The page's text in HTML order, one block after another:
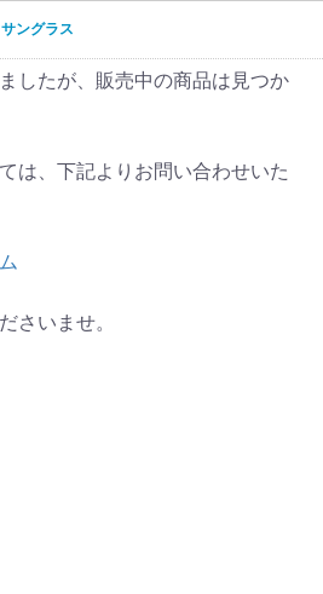
サングラス
したが、販売中の商品は見つか
は、下記よりお問い合わせいた
さいませ。